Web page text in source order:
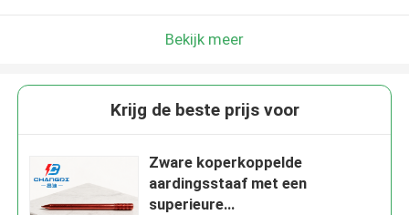
Bekijk meer
Krijg de beste prijs voor
Zware koperkoppelde
aardingsstaaf met een
superieure